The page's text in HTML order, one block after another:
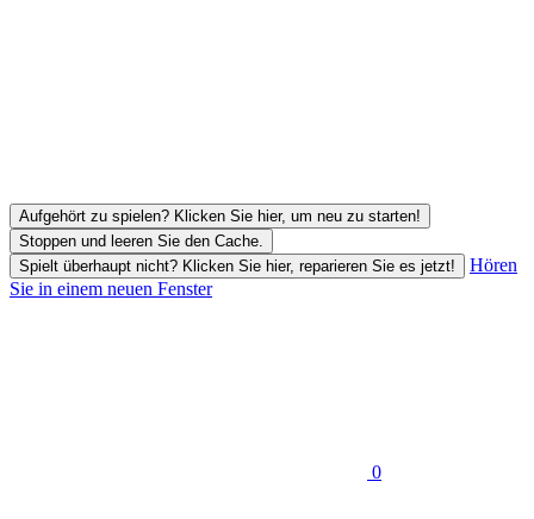
Aufgehört zu spielen? Klicken Sie hier, um neu zu starten!
Stoppen und leeren Sie den Cache.
Spielt überhaupt nicht? Klicken Sie hier, reparieren Sie es jetzt!
Hören
Sie in einem neuen Fenster
0